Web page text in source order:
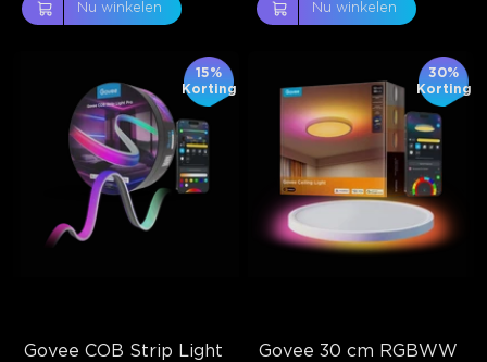
Nu winkelen Nu winkelen
Govee COB Strip Light
15%
Korting
Govee 30 cm RGBWW
30%
Korting